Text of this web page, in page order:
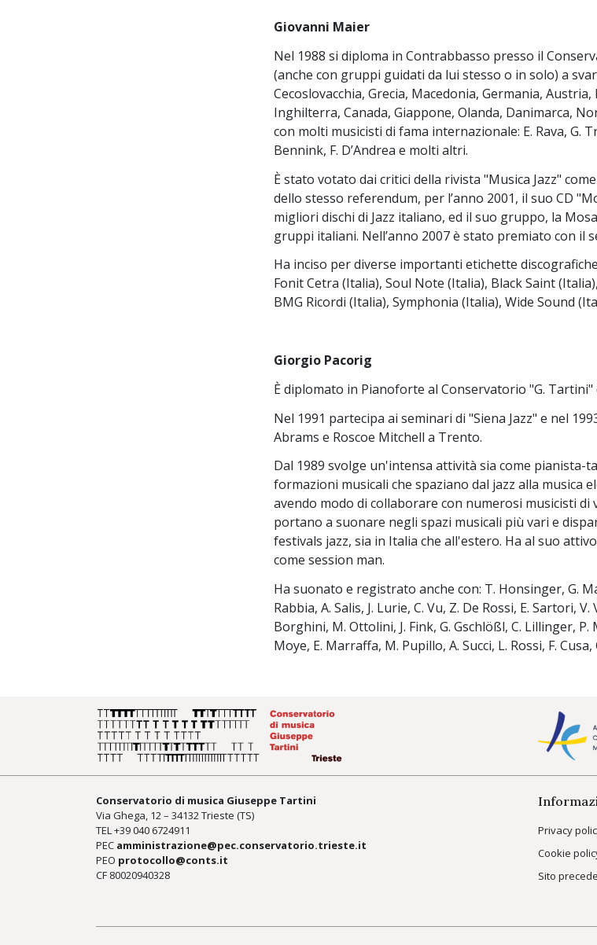
Giovanni Maier
Nel 1988 si diploma in Contrabbasso presso il
(anche con gruppi guidati da lui stesso o in solo) a
Cecoslovacchia, Grecia, Macedonia, Germania,
Inghilterra, Canada, Giappone, Olanda, Danimarca,
con molti musicisti di fama internazionale: E. Rava, G.
Bennink, F. D’Andrea e molti altri.
È stato votato dai critici della rivista "Musica Jazz"
dello stesso referendum, per l’anno 2001, il suo CD
migliori dischi di Jazz italiano, ed il suo gruppo, la
gruppi italiani. Nell’anno 2007 è stato premiato con
Ha inciso per diverse importanti etichette
Fonit Cetra (Italia), Soul Note (Italia), Black Saint
BMG Ricordi (Italia), Symphonia (Italia), Wide Sound
Giorgio Pacorig
È diplomato in Pianoforte al Conservatorio "G.
Nel 1991 partecipa ai seminari di "Siena Jazz" e nel
Abrams e Roscoe Mitchell a Trento.
Dal 1989 svolge un'intensa attività sia come pianista-
formazioni musicali che spaziano dal jazz alla musica
avendo modo di collaborare con numerosi musicisti
portano a suonare negli spazi musicali più vari e
festivals jazz, sia in Italia che all'estero. Ha al suo
come session man.
Ha suonato e registrato anche con: T. Honsinger, G.
Rabbia, A. Salis, J. Lurie, C. Vu, Z. De Rossi, E. Sartori,
Borghini, M. Ottolini, J. Fink, G. Gschlößl, C. Lillinger,
Moye, E. Marraffa, M. Pupillo, A. Succi, L. Rossi, F. Cusa,
Conservatorio di musica Giuseppe Tartini
Via Ghega, 12 – 34132 Trieste (TS)
TEL +39040 6724911
PEC amministrazione@pec.conservatorio.trieste.it
PEO protocollo@conts.it
CF 80020940328
Privacy
Cookie
Sito